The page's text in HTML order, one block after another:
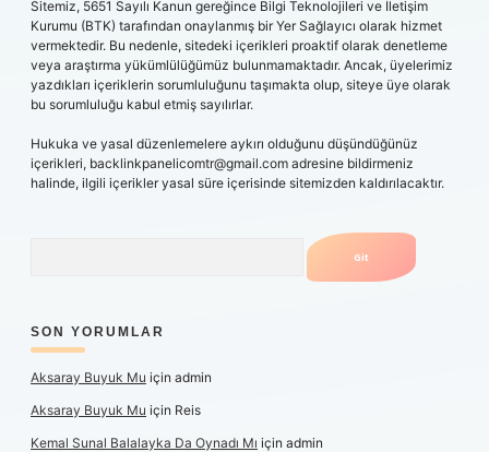
Sitemiz, 5651 Sayılı Kanun gereğince Bilgi Teknolojileri ve İletişim
Kurumu (BTK) tarafından onaylanmış bir Yer Sağlayıcı olarak hizmet
vermektedir. Bu nedenle, sitedeki içerikleri proaktif olarak denetleme
veya araştırma yükümlülüğümüz bulunmamaktadır. Ancak, üyelerimiz
yazdıkları içeriklerin sorumluluğunu taşımakta olup, siteye üye olarak
bu sorumluluğu kabul etmiş sayılırlar.
Hukuka ve yasal düzenlemelere aykırı olduğunu düşündüğünüz
içerikleri, backlinkpanelicomtr@gmail.com adresine bildirmeniz
halinde, ilgili içerikler yasal süre içerisinde sitemizden kaldırılacaktır.
SON YORUMLAR
Aksaray Buyuk Mu için admin
Aksaray Buyuk Mu için Reis
Kemal Sunal Balalayka Da Oynadı Mı için admin